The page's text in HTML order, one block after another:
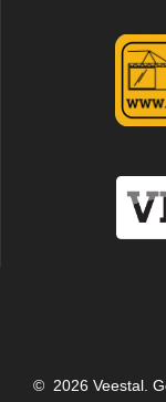
© 2026 Veestal.